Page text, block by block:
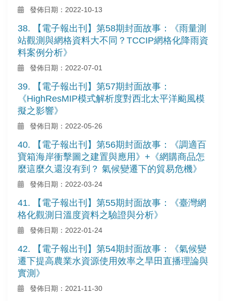
發佈日期：2022-10-13
38. 【電子報出刊】第58期封面故事：《雨量測
站觀測與網格資料大不同？TCCIP網格化降雨資
料案例分析》
發佈日期：2022-07-01
39. 【電子報出刊】第57期封面故事：
《HighResMIP模式解析度對西北太平洋颱風模
擬之影響》
發佈日期：2022-05-26
40. 【電子報出刊】第56期封面故事：《調適百
寶箱海岸衝擊圖之建置與應用》+《網購商品怎
麼這麼久還沒有到？ 氣候變遷下的貿易危機》
發佈日期：2022-03-24
41. 【電子報出刊】第55期封面故事：《臺灣網
格化觀測日溫度資料之驗證與分析》
發佈日期：2022-01-24
42. 【電子報出刊】第54期封面故事：《氣候變
遷下提高農業水資源使用效率之旱田直播理論與
實測》
發佈日期：2021-11-30